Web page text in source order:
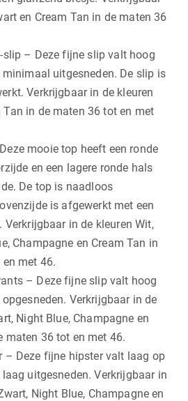
en Cream Tan in de maten 36
– Deze fijne slip valt hoog
uitgesneden. De slip is
Verkrijgbaar in de kleuren
Tan in de maten 36 tot en met
mooie top heeft een ronde
en een lagere ronde hals
De top is naadloos
is afgewerkt met een
Verkrijgbaar in de kleuren Wit,
Champagne en Cream Tan in
met 46.
– Deze fijne slip valt hoog
Verkrijgbaar in de
Night Blue, Champagne en
maten 36 tot en met 46.
– Deze fijne hipster valt laag op
uitgesneden. Verkrijgbaar in
Night Blue, Champagne en